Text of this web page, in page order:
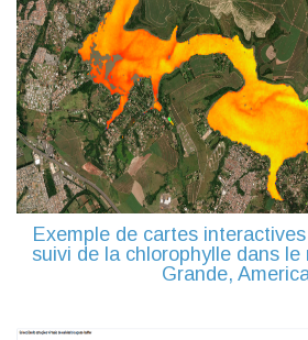
Exemple de cartes
suivi de la chlorophylle dans le
Grande,